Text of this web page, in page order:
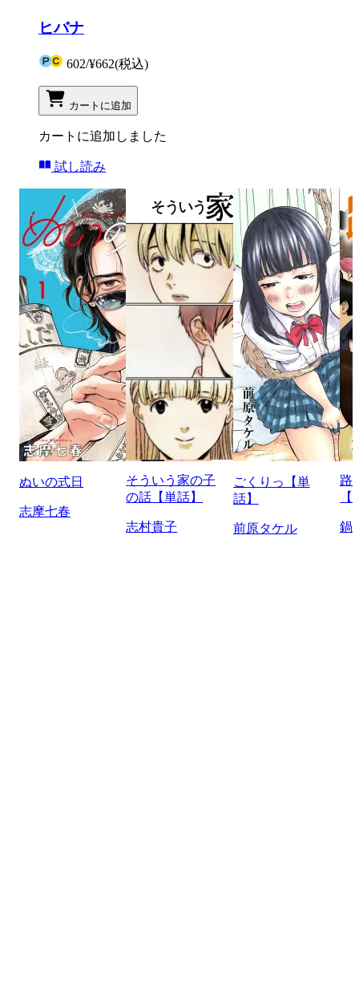
ヒバナ
602/¥662(税込)
カートに追加
カートに追加しました
試し読み
ぬいの式日
志摩七春
そういう家の子
の話【単話】
志村貴子
ごくりっ【単
話】
前原タケル
路
鍋